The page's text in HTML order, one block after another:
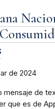
de 2024
mensaje de
que es de